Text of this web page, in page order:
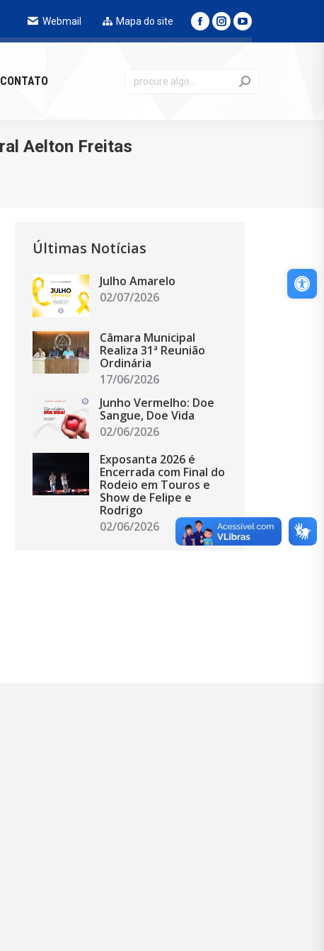
Webmail Mapa do site
CONTATO
Aelton Freitas
Últimas Notícias
Julho Amarelo
02/07/2026
Câmara Municipal
Realiza 31ª Reunião
Ordinária
17/06/2026
Junho Vermelho: Doe
Sangue, Doe Vida
02/06/2026
Exposanta 2026 é
Encerrada com Final do
Rodeio em Touros e
Show de Felipe e
Rodrigo
02/06/2026